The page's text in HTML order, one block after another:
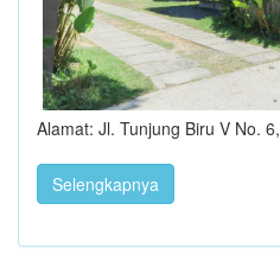
Alamat: Jl. Tunjung Biru V No.
Selengkapnya